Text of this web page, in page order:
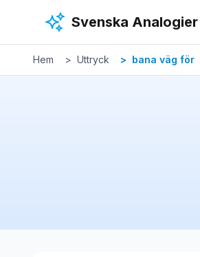
Svenska Analogier
Hem Uttryck bana väg för